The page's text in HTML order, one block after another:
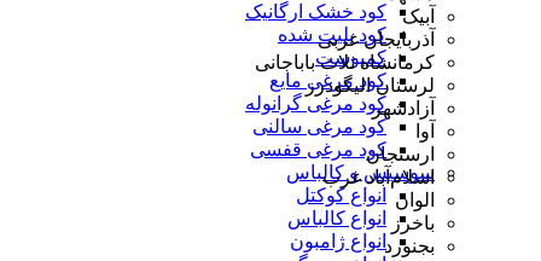
کود خشک ارگانیک
کود پلیت شده
کمپوست
کود مرغی مایع
کود مرغی گرانوله
کود مرغی سالنی
کود مرغی قفسی
سوسیس و کالباس
انواع کوکتل
انواع کالباس
انواع ژامبون
آبیک
آذربایجان غربی
کرمانشاه ثلاث باباجانی
لرستان الیگودرز
آزادشهر
آوا
ارسنجان
اسلام‌آباد غرب
الوان
باخرز
بجنورد